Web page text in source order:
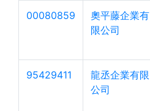
00080859
奧平藤企業有
限公司
95429411
龍丞企業有限
公司